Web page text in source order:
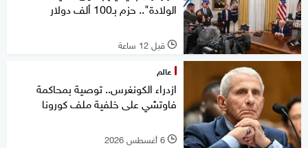
الولادة".. حزم بـ100 ألف دولار
l قبل 12 ساعة
عالم
ازدراء الكونغرس.. توصية بمحاكمة
فاوتشي على خلفية ملف كورونا
l 6 أغسطس 2026